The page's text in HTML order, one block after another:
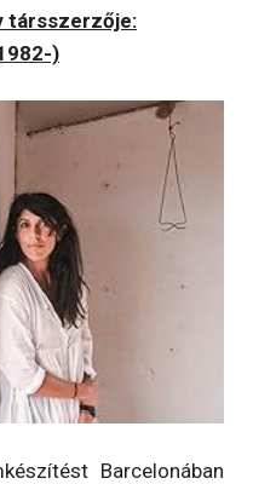
társszerzője:
)
Barcelonában